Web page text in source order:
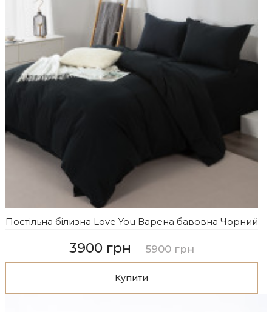
Постільна білизна Love You Варена бавовна Чорний
3900 грн 5900 грн
Купити